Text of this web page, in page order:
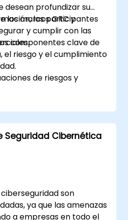
desean profundizar su
los marcos GRC y
y cumplir con las
los participantes
componentes clave de
el riesgo y el cumplimiento
de riesgos y
de cumplimiento y
regulatorios.
cumplir las políticas y
de seguridad.
Seguridad Cibernética
son
ya que las amenazas
a empresas en todo el